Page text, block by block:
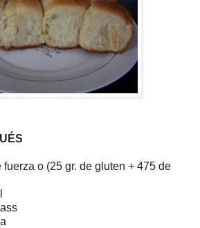
o (25 gr. de gluten + 475 de